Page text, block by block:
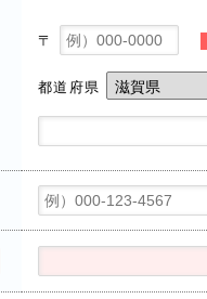
〒
都道府県